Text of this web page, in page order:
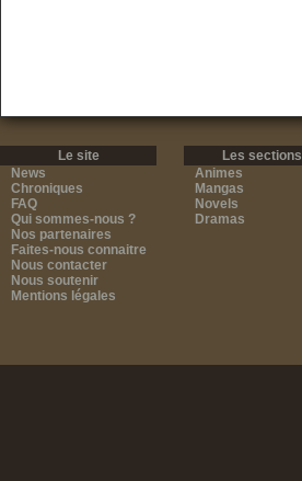
Le site
News
Chroniques
FAQ
Qui sommes-nous ?
Nos partenaires
Faites-nous connaitre
Nous contacter
Nous soutenir
Mentions légales
Les sections
Animes
Mangas
Novels
Dramas